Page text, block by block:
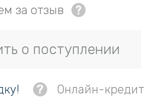
за отзыв
о поступлении
? Онлайн-кредит